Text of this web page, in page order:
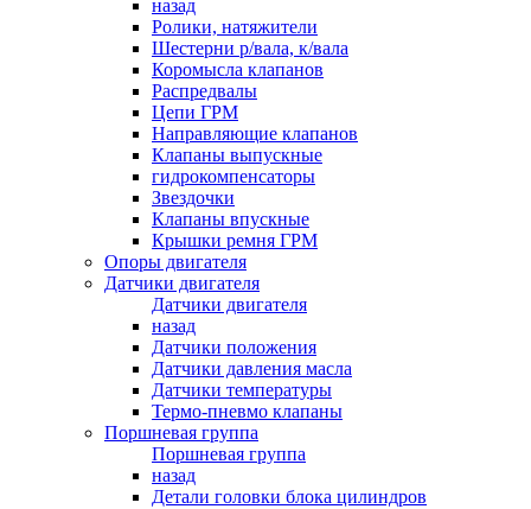
назад
Ролики, натяжители
Шестерни р/вала, к/вала
Коромысла клапанов
Распредвалы
Цепи ГРМ
Направляющие клапанов
Клапаны выпускные
гидрокомпенсаторы
Звездочки
Клапаны впускные
Крышки ремня ГРМ
Опоры двигателя
Датчики двигателя
Датчики двигателя
назад
Датчики положения
Датчики давления масла
Датчики температуры
Термо-пневмо клапаны
Поршневая группа
Поршневая группа
назад
Детали головки блока цилиндров